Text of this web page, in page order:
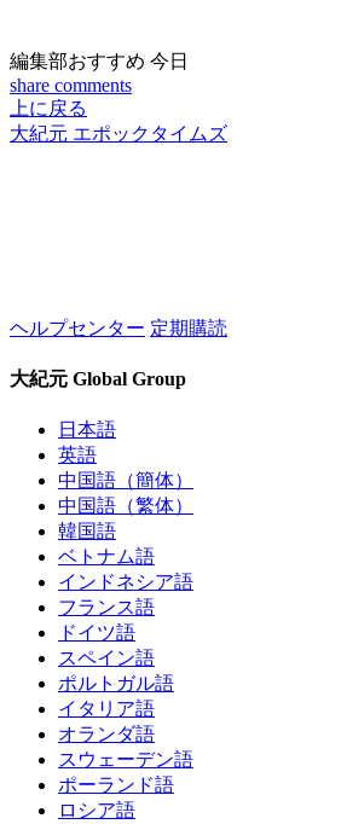
編集部おすすめ 今日
share comments
上に戻る
大紀元 エポックタイムズ
ヘルプセンター 定期購読
大紀元 Global Group
日本語
英語
中国語（簡体）
中国語（繁体）
韓国語
ベトナム語
インドネシア語
フランス語
ドイツ語
スペイン語
ポルトガル語
イタリア語
オランダ語
スウェーデン語
ポーランド語
ロシア語